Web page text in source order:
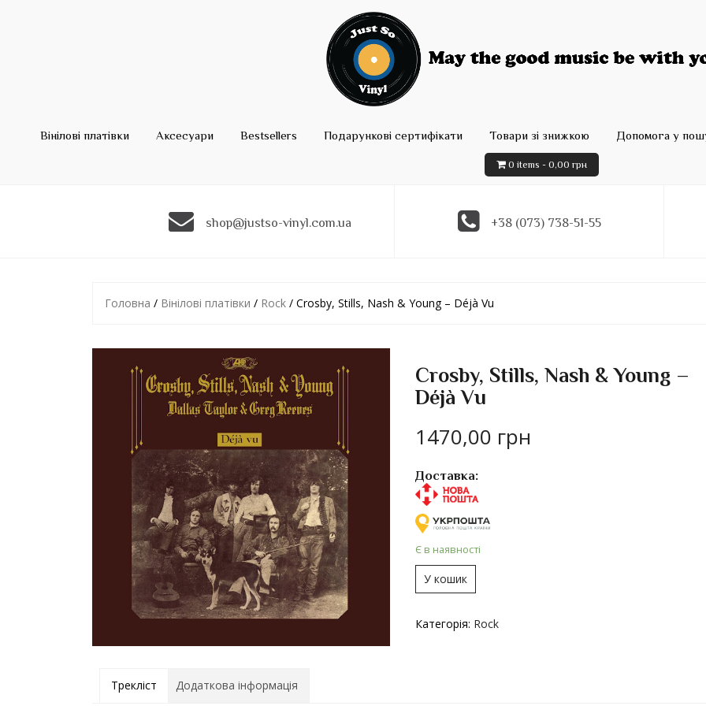
Вінілові платівки Аксесуари Bestsellers Подарункові сертифікати Товари зі знижкою Допомога у
0 items - 0,00 грн
shop@justso-vinyl.com.ua +38 (073) 738-51-55
Головна / Вінілові платівки / Rock / Crosby, Stills, Nash & Young – Déjà Vu
Crosby, Stills, Nash & Young –
Déjà Vu
1470,00 грн
Доставка:
Є в наявності
У кошик
Категорія: Rock
Трекліст Додаткова інформація